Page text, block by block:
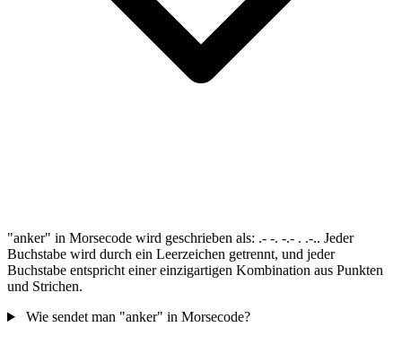
"anker" in Morsecode wird geschrieben als: .- -. -.- . .-.. Jeder
Buchstabe wird durch ein Leerzeichen getrennt, und jeder
Buchstabe entspricht einer einzigartigen Kombination aus Punkten
und Strichen.
Wie sendet man "anker" in Morsecode?